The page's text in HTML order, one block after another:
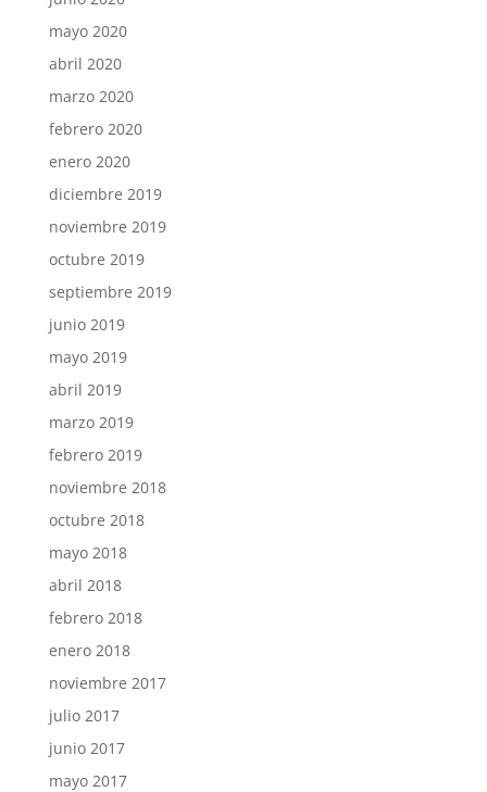
mayo 2020
abril 2020
marzo 2020
febrero 2020
enero 2020
diciembre 2019
noviembre 2019
octubre 2019
septiembre 2019
junio 2019
mayo 2019
abril 2019
marzo 2019
febrero 2019
noviembre 2018
octubre 2018
mayo 2018
abril 2018
febrero 2018
enero 2018
noviembre 2017
julio 2017
junio 2017
mayo 2017